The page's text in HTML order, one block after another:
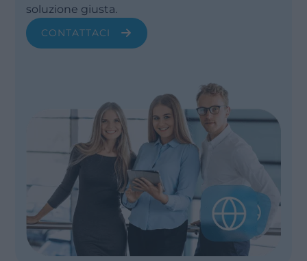
soluzione giusta.
CONTATTACI